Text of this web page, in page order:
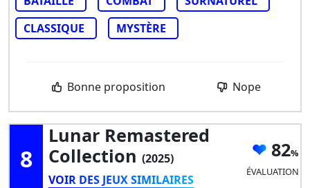
CLASSIQUE
MYSTÈRE
Bonne proposition Nope
8
Lunar Remastered
Collection (2025)
VOIR DES JEUX SIMILAIRES
82
ÉVALUATION